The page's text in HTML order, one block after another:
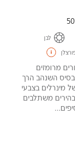
לבן
מרומזים
השנהב הרך
מינרלים בצבעי
בהירים משתלבים